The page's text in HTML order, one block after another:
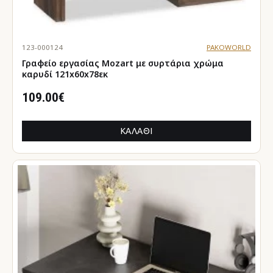
ενισχύουν την εικόνα και την οργάνωση της
Για φοιτητές και μαθητές:
γραφείο
φοιτητικό
γραφείο εφηβικό
γραφείο για παιδικό
δωμάτιοπου προσφέρουν άνεση στη μελέτη και
Για gamers:
στον εξοπλισμό σου.
Συνδύασε το γραφείο με τα σωστά έπιπλα
Ολοκλήρωσε τον χώρο με
γραφείο με ραφιέραγια εύκολη οργάνωση.
Συνδύασε με μια άνετηκαρέκλα γραφείου
στήριξη σε πολύωρη χρήση.
Δημιούργησε λειτουργικό σετ με
σετ γραφείουπου
περιλαμβάνει τα πάντα για μια ολοκληρωμένη
λύση.
123-000124 PAKOWORLD
Γραφείο εργασίας Mozart με συρτάρια χρώμα
καρυδί 121x60x78εκ
109.00€
ΚΑΛΆΘΙ